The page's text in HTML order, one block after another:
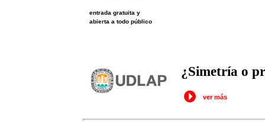
entrada gratuita y
abierta a todo público
¿Simetría o
ver más